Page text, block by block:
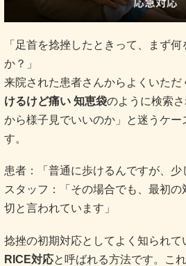
「足首を捻挫したときって、まず
か？」
来院された患者さんからよくいただ
けるけど痛い 知恵袋のように検索
から様子見でいいのか」と迷うケー
す。
患者：「普通に歩けるんですが、少
スタッフ：「その場合でも、最初
切と言われています」
捻挫の初期対応としてよく知られて
RICE対応と呼ばれる方法です。こ